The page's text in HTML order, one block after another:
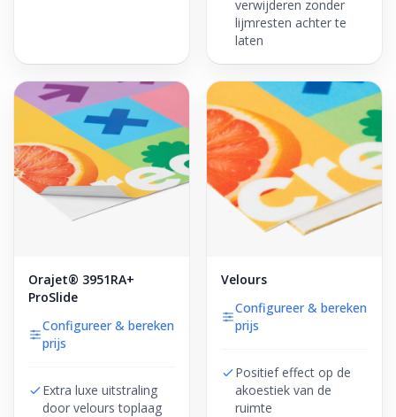
verwijderen zonder
lijmresten achter te
laten
Orajet® 3951RA+
ProSlide
Configureer & bereken
prijs
Extra luxe uitstraling
door velours toplaag
Velours
Configureer & bereken
prijs
Positief effect op de
akoestiek van de
ruimte